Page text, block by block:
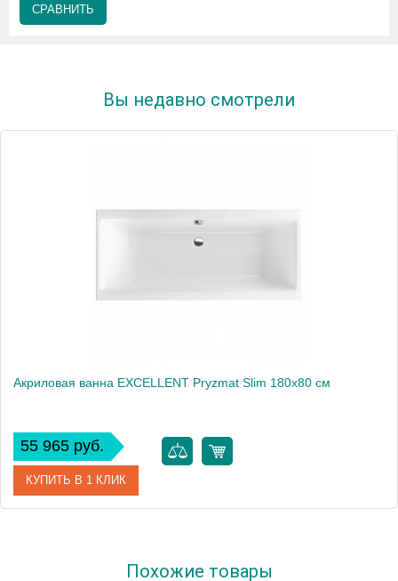
СРАВНИТЬ
Вы недавно смотрели
Акриловая ванна EXCELLENT Pryzmat Slim 180x80 см
55 965 руб.
КУПИТЬ В 1 КЛИК
Похожие товары